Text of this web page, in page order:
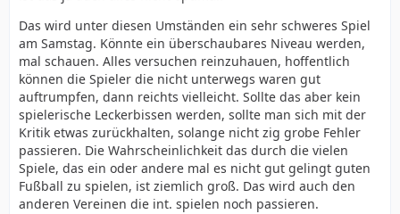
Das wird unter diesen Umständen ein sehr schweres Spiel
am Samstag. Könnte ein überschaubares Niveau werden,
mal schauen. Alles versuchen reinzuhauen, hoffentlich
können die Spieler die nicht unterwegs waren gut
auftrumpfen, dann reichts vielleicht. Sollte das aber kein
spielerische Leckerbissen werden, sollte man sich mit der
Kritik etwas zurückhalten, solange nicht zig grobe Fehler
passieren. Die Wahrscheinlichkeit das durch die vielen
Spiele, das ein oder andere mal es nicht gut gelingt guten
Fußball zu spielen, ist ziemlich groß. Das wird auch den
anderen Vereinen die int. spielen noch passieren.